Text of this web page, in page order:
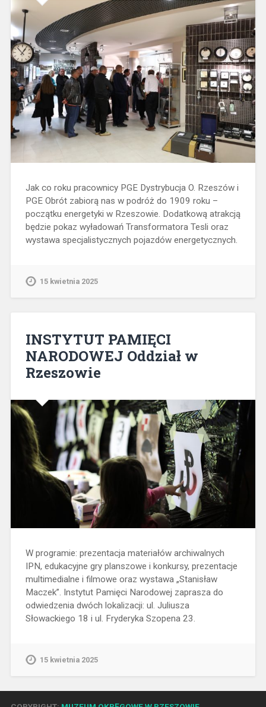
Jak co roku pracownicy PGE Dystrybucja O. Rzeszów i
PGE Obrót zabiorą nas w podróż do 1909 roku –
początku energetyki w Rzeszowie. Dodatkową atrakcją
będzie pokaz wyładowań Transformatora Tesli oraz
wystawa specjalistycznych pojazdów energetycznych.
15 kwietnia 2025
INSTYTUT PAMIĘCI
NARODOWEJ Oddział w
Rzeszowie
W programie: prezentacja materiałów archiwalnych
IPN, edukacyjne gry planszowe i konkursy, prezentacje
multimedialne i filmowe oraz wystawa „Stanisław
Maczek”. Instytut Pamięci Narodowej zaprasza do
odwiedzenia dwóch lokalizacji: ul. Juliusza
Słowackiego 18 i ul. Fryderyka Szopena 23.
15 kwietnia 2025